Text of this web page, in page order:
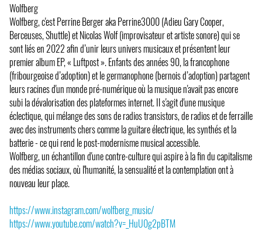
Wolfberg
Wolfberg, c'est Perrine Berger aka Perrine3000 (Adieu Gary Cooper,
Berceuses, Shuttle) et Nicolas Wolf (improvisateur et artiste sonore) qui se
sont liés en 2022 afin d’unir leurs univers musicaux et présentent leur
premier album EP, « Luftpost ». Enfants des années 90, la francophone
(fribourgeoise d’adoption) et le germanophone (bernois d’adoption) partagent
leurs racines d'un monde pré-numérique où la musique n'avait pas encore
subi la dévalorisation des plateformes internet. Il s'agit d'une musique
éclectique, qui mélange des sons de radios transistors, de radios et de ferraille
avec des instruments chers comme la guitare électrique, les synthés et la
batterie - ce qui rend le post-modernisme musical accessible.
Wolfberg, un échantillon d'une contre-culture qui aspire à la fin du capitalisme
des médias sociaux, où l'humanité, la sensualité et la contemplation ont à
nouveau leur place.
https://www.instagram.com/wolfberg_music/
https://www.youtube.com/watch?v=_HuU0g2pBTM